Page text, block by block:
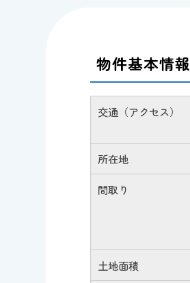
物件基本情報
交通（アクセス）
所在地
間取り
土地面積